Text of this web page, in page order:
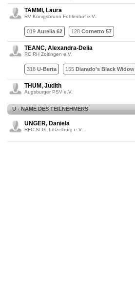
TAMMI, Laura
RV Königsbrunn Fohlenhof e.V.
019 Aurelia 62 128 Cornetto 57
TEANC, Alexandra-Delia
RC RH Zoltingen e.V.
318 U-Berta 155 Diarado's Black Widow
THUM, Judith
Augsburger PSV e.V.
U - NAME DES TEILNEHMERS
UNGER, Daniela
RFC St.G. Lützelburg e.V.